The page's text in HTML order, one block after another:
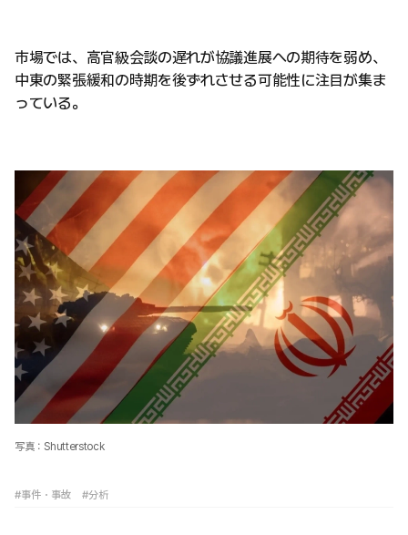
市場では、高官級会談の遅れが協議進展への期待を弱め、
中東の緊張緩和の時期を後ずれさせる可能性に注目が集ま
っている。
写真：Shutterstock
#事件・事故 #分析